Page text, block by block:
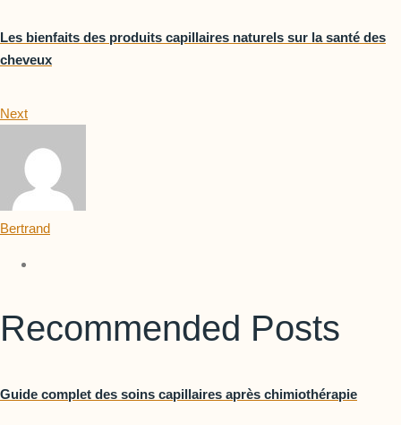
Les bienfaits des produits capillaires naturels sur la santé des
cheveux
Next
Bertrand
Recommended Posts
Guide complet des soins capillaires après chimiothérapie